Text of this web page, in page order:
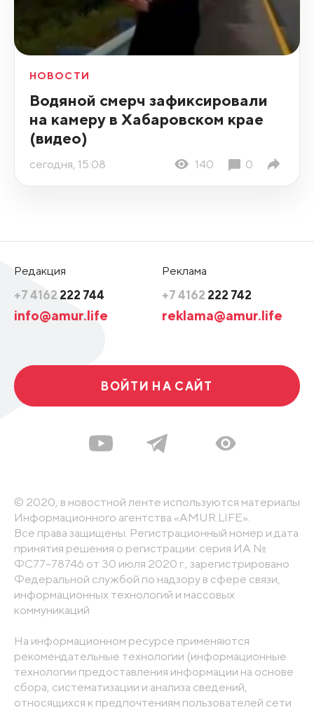
НОВОСТИ
Водяной смерч зафиксировали
на камеру в Хабаровском крае
(видео)
сегодня, 15:08 140 0
Редакция
+7 4162 222 744
info@amur.life
Реклама
+7 4162 222 742
reklama@amur.life
ВОЙТИ НА САЙТ
© 2020, в новостной ленте используются материалы
Информационного агентства «AMUR.LIFE».
Все права защищены. Регистрационный номер и дата
принятия решения о регистрации: серия ИА №
ФС77-78746 от 30 июля 2020 г., зарегистрировано
Федеральной службой по надзору в сфере связи,
информационных технологий и массовых
коммуникаций
На информационном ресурсе применяются
рекомендательные технологии (информационные
технологии предоставления информации на основе
сбора, систематизации и анализа сведений,
относящихся к предпочтениям пользователей сети